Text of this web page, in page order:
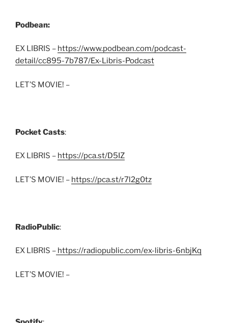
Podbean:
EX LIBRIS – https://www.podbean.com/podcast-
detail/cc895-7b787/Ex-Libris-Podcast
LET’S MOVIE! –
Pocket Casts:
EX LIBRIS – https://pca.st/D5IZ
LET’S MOVIE! – https://pca.st/r7l2g0tz
RadioPublic:
EX LIBRIS – https://radiopublic.com/ex-libris-6nbjKq
LET’S MOVIE! –